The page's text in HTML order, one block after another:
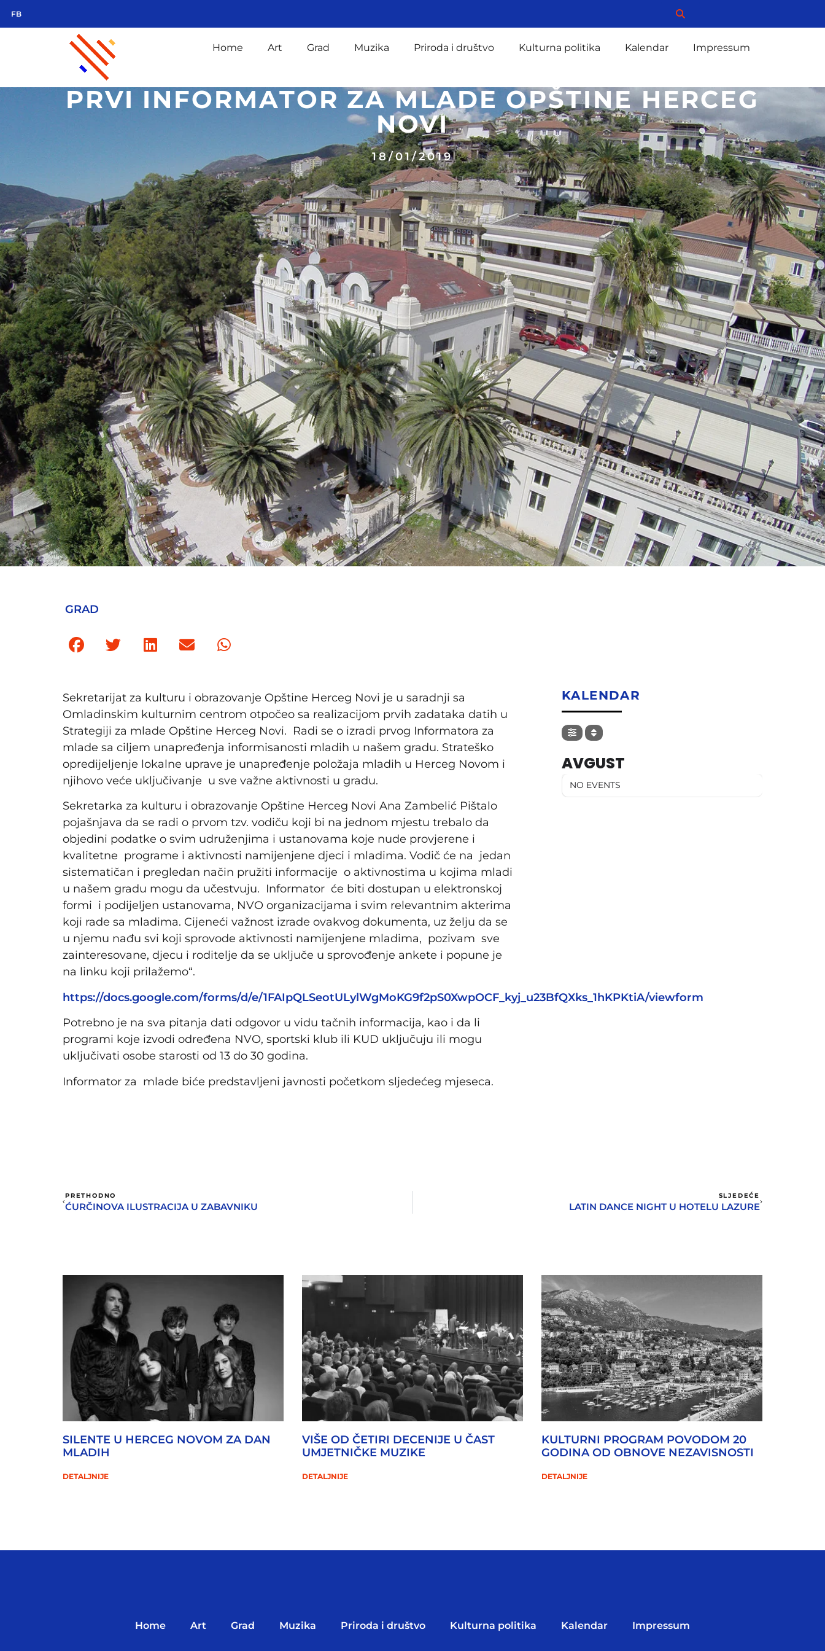
FB
Home Art Grad Muzika Priroda i društvo Kulturna politika Kalendar Impressum
PRVI INFORMATOR ZA MLADE OPŠTINE HERCEG
NOVI
18/01/2019
GRAD
Sekretarijat za kulturu i obrazovanje Opštine Herceg Novi je u saradnji sa
Omladinskim kulturnim centrom otpočeo sa realizacijom prvih zadataka datih u
Strategiji za mlade Opštine Herceg Novi. Radi se o izradi prvog Informatora za
mlade sa ciljem unapređenja informisanosti mladih u našem gradu. Strateško
opredijeljenje lokalne uprave je unapređenje položaja mladih u Herceg Novom i
njihovo veće uključivanje u sve važne aktivnosti u gradu.
Sekretarka za kulturu i obrazovanje Opštine Herceg Novi Ana Zambelić Pištalo
pojašnjava da se radi o prvom tzv. vodiču koji bi na jednom mjestu trebalo da
objedini podatke o svim udruženjima i ustanovama koje nude provjerene i
kvalitetne programe i aktivnosti namijenjene djeci i mladima. Vodič će na jedan
sistematičan i pregledan način pružiti informacije o aktivnostima u kojima mladi
u našem gradu mogu da učestvuju. Informator će biti dostupan u elektronskoj
formi i podijeljen ustanovama, NVO organizacijama i svim relevantnim akterima
koji rade sa mladima. Cijeneći važnost izrade ovakvog dokumenta, uz želju da se
u njemu nađu svi koji sprovode aktivnosti namijenjene mladima, pozivam sve
zainteresovane, djecu i roditelje da se uključe u sprovođenje ankete i popune je
na linku koji prilažemo“.
https://docs.google.com/forms/d/e/1FAIpQLSeotULylWgMoKG9f2pS0XwpOCF_kyj_u23BfQXks_1hKPKtiA/viewform
Potrebno je na sva pitanja dati odgovor u vidu tačnih informacija, kao i da li
programi koje izvodi određena NVO, sportski klub ili KUD uključuju ili mogu
uključivati osobe starosti od 13 do 30 godina.
Informator za mlade biće predstavljeni javnosti početkom sljedećeg mjeseca.
KALENDAR
AVGUST
NO EVENTS
PRETHODNO
ĆURČINOVA ILUSTRACIJA U ZABAVNIKU
SLJEDEĆE
LATIN DANCE NIGHT U HOTELU LAZURE
SILENTE U HERCEG NOVOM ZA DAN
MLADIH
DETALJNIJE
VIŠE OD ČETIRI DECENIJE U ČAST
UMJETNIČKE MUZIKE
DETALJNIJE
KULTURNI PROGRAM POVODOM 20
GODINA OD OBNOVE NEZAVISNOSTI
DETALJNIJE
Home Art Grad Muzika Priroda i društvo Kulturna politika Kalendar Impressum